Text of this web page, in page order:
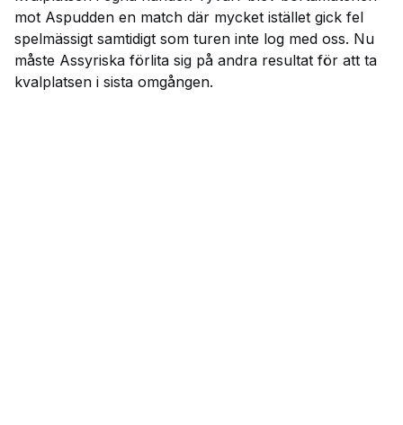
mot Aspudden en match där mycket istället gick fel
spelmässigt samtidigt som turen inte log med oss. Nu
måste Assyriska förlita sig på andra resultat för att ta
kvalplatsen i sista omgången.